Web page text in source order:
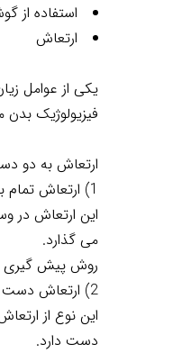
استفاده از
ارتعاش
یکی از عوامل
فیزیولوژیک
ارتعاش به دو
1) ارتعاش تمام بدن
این ارتعاش در
می گذارد.
روش پیش گیری
2) ارتعاش دست و بازو
این نوع از
دست دارد.